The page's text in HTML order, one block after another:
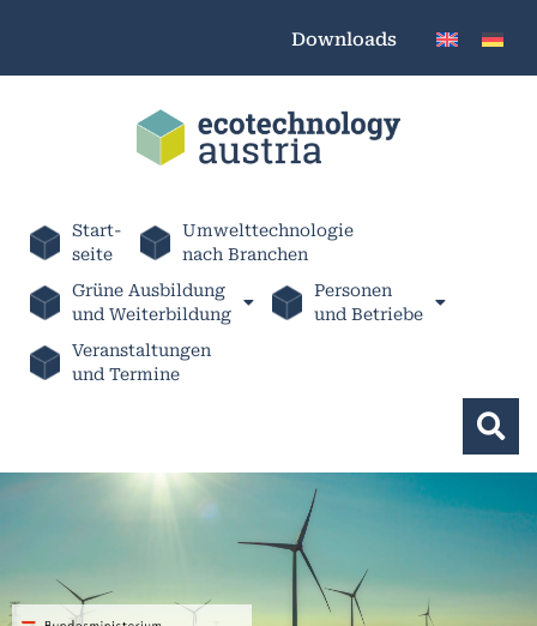
Downloads
Start-
seite
Umwelttechnologie
nach Branchen
Grüne Ausbildung
und Weiterbildung
Personen
und Betriebe
Veranstaltungen
und Termine